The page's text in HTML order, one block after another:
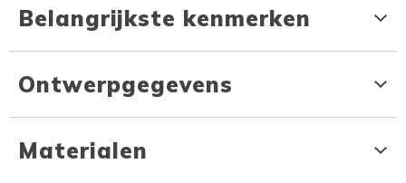
Belangrijkste kenmerken
Ontwerpgegevens
Materialen